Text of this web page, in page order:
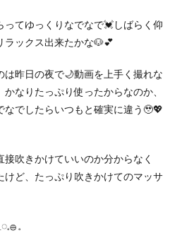
ってゆっくりなでなで💓しばらく仰
ラックス出来たかな🐶💕
は昨日の夜で🌙動画を上手く撮れな
かなりたっぷり使ったからなのか、
でしたらいつもと確実に違う🥹💖
吹きかけていいのか分からなく
けど、たっぷり吹きかけてのマッサ
𓈒